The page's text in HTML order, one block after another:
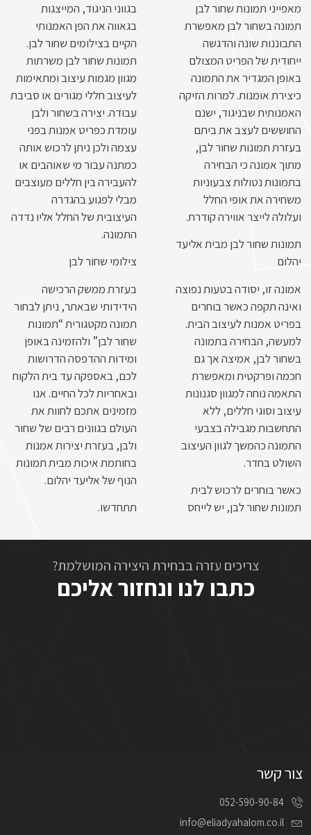
מאפייני תמונות שחור לבן
תמונה בשחור לבן מאפשרת
התבוננות שונה והדגשה
ייחודית של הפריט המצולם
באופן המגדיר את התמונה
כיצירת אומנות. למרות הזיקה
האמנותית שבניגוד, ישנם
החוששים לעצב את ביתם
בעזרת תמונות שחור לבן,
מתוך אמונה כי הבחירה
בתמונות נטולות צבעוניות
משחירה את אופי החלל
ועלולה לייצר אווירה קודרת.
תמונות שחור לבן מבית אליעד
יהלום
אמונה זו, יסודה בטעות נפוצה
ואינה תקפה כאשר בוחרים
בפריט אמנות לעיצוב הבית.
למעשה, הבחירה בתמונה
בשחור לבן, אמיצה אך גם
חכמה ופרקטית ומאפשרת
התאמה נוחה למגוון סגנונות
עיצוב וסוגי חללים, ללא
התחשבות מגבילה בצבעי
התמונה כהמשך לגוון העיצוב
השולט בחדר.
כאשר בוחרים לרכוש לבית
תמונות שחור לבן, יש לייחס
בגווני הניגוד, המייצגות
בגאווה את הפן האמנותי
הקיים בצילומים שחור לבן.
תמונות שחור לבן משרתות
מגוון מגמות עיצוב ומתאימות
לעיצוב חללי מגורים או סביבת
עבודה. יצירה בשחור ולבן
עומדת כפריט אמנות בפני
עצמה ולכן ניתן לרכוש אותה
כמתנה עבור מי שאוהבים או
להעבירה בין חללים מעוצבים
מבלי לפגוע בהגדרה
העיצובית של החלל אליו נדדה
התמונה.
צילומי שחור לבן
בעזרת ממשק הרכישה
הידידותי שבאתר, ניתן לבחור
תמונה מקטגורית “תמונות
שחור לבן” ולהזמינה באופן
ומידות ההדפסה הדרושות
לכם, באספקה עד בית הלקוח
ובאחריות לכל החיים. אנו
מזמינים אתכם לחוות את
העולם בגוונים רבים של שחור
ולבן, בעזרת יצירות אמנות
בחותמת איכות מבית תמונות
הנוף של אליעד יהלום.
תתחדשו.
צריכים עזרה בבחירת היצירה המושלמת?
כתבו לנו ונחזור אליכם
צור קשר
052-590-90-84
info@eliadyahalom.co.il